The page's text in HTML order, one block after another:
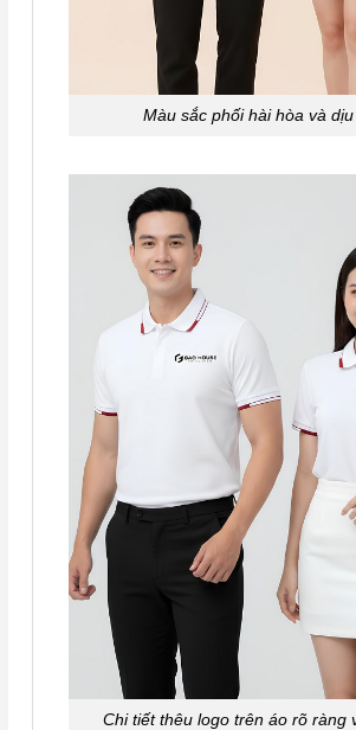
Màu sắc phối hài hòa và
Chi tiết thêu logo trên áo rõ ràng